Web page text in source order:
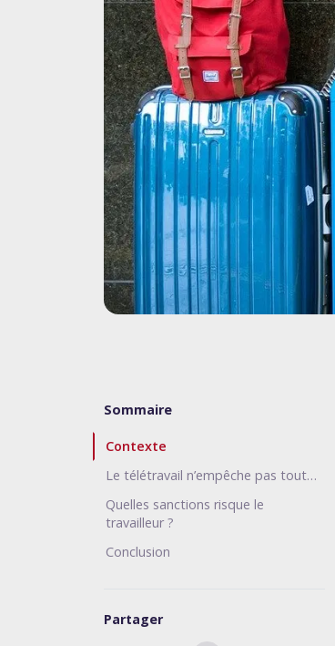
Sommaire
Contexte
Le télétravail n’empêche pas tout…
Quelles sanctions risque le
travailleur ?
Conclusion
Partager